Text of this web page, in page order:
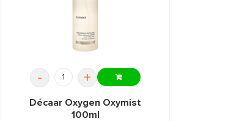
- +
Décaar Oxygen Oxymist
100ml